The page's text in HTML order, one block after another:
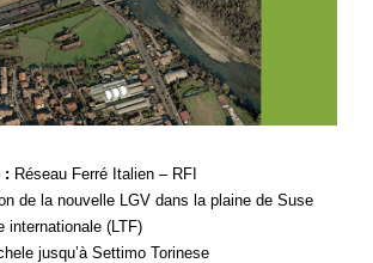
: Réseau Ferré Italien – RFI
de la nouvelle LGV dans la plaine de Suse
internationale (LTF)
jusqu’à Settimo Torinese